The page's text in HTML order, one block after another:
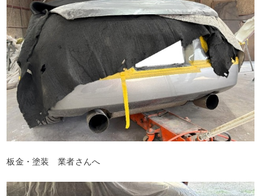
板金・塗装 業者さんへ